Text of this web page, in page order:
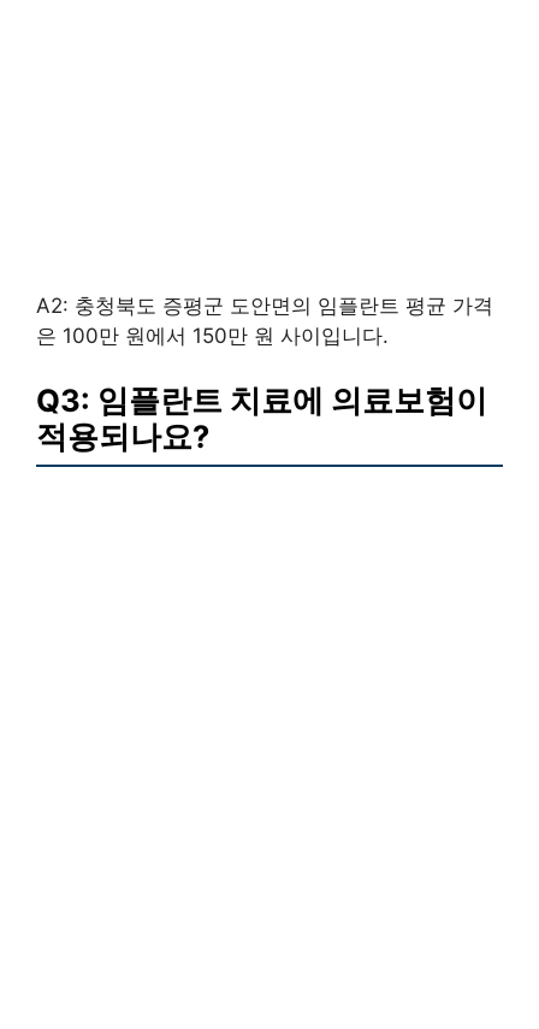
A2: 충청북도 증평군 도안면의 임플란트 평균 가격
은 100만 원에서 150만 원 사이입니다.
Q3: 임플란트 치료에 의료보험이
적용되나요?